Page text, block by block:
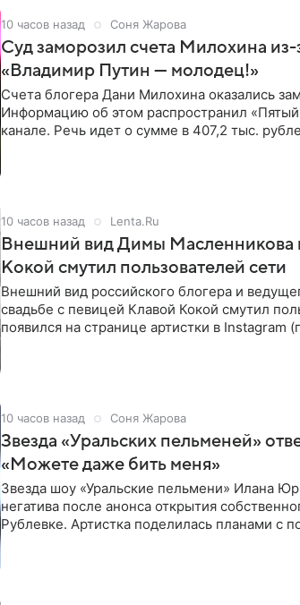
10 часов назад Соня Жарова
Суд заморозил счета Милохина из-
«Владимир Путин — молодец!»
Счета блогера Дани Милохина оказались
Информацию об этом распространил
канале. Речь идет о сумме в 407,2 тыс.
10 часов назад Lenta.Ru
Внешний вид Димы Масленникова
Кокой смутил пользователей сети
Внешний вид российского блогера и
свадьбе с певицей Клавой Кокой смутил
появился на странице артистки в Instagram
10 часов назад Соня Жарова
Звезда «Уральских пельменей»
«Можете даже бить меня»
Звезда шоу «Уральские пельмени» Илана
негатива после анонса открытия
Рублевке. Артистка поделилась планами с